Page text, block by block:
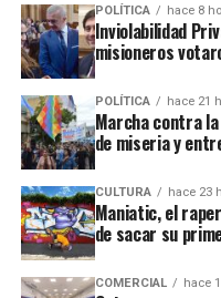
“homicidio calificado
modalidad de omisión
considerar que la mujer
a su hija en forma
POLÍTICA hace 8
Inviolabilidad
misioneros
POLÍTICA hace 21
Marcha contra
de miseria y
CULTURA hace 23
Maniatic, el
de sacar su
COMERCIAL hace